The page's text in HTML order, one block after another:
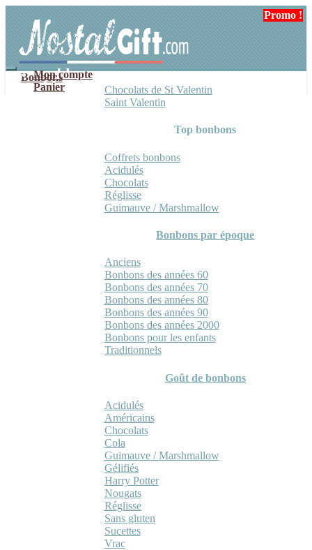
navigation
contenu
Mon compte
Panier
Bonbons
Chocolats de St Valentin
Saint Valentin
Top bonbons
Coffrets bonbons
Acidulés
Chocolats
Réglisse
Guimauve / Marshmallow
Bonbons par époque
Anciens
Bonbons des années 60
Bonbons des années 70
Bonbons des années 80
Bonbons des années 90
Bonbons des années 2000
Bonbons pour les enfants
Traditionnels
Goût de bonbons
Acidulés
Américains
Chocolats
Cola
Guimauve / Marshmallow
Gélifiés
Harry Potter
Nougats
Réglisse
Sans gluten
Sucettes
Vrac
Promo !
Promo !